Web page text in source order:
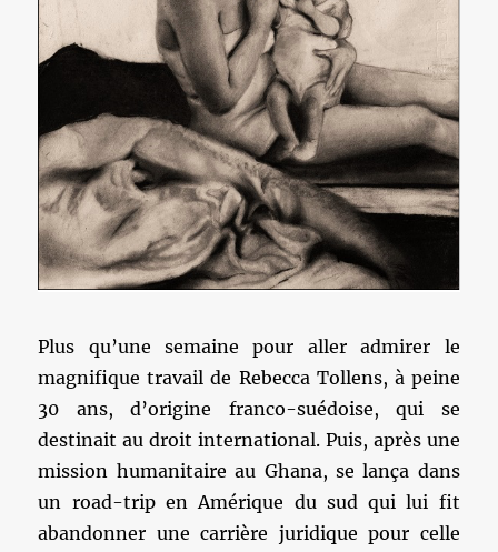
Plus qu’une semaine pour aller admirer le
magnifique travail de Rebecca Tollens, à peine
30 ans, d’origine franco-suédoise, qui se
destinait au droit international. Puis, après une
mission humanitaire au Ghana, se lança dans
un road-trip en Amérique du sud qui lui fit
abandonner une carrière juridique pour celle